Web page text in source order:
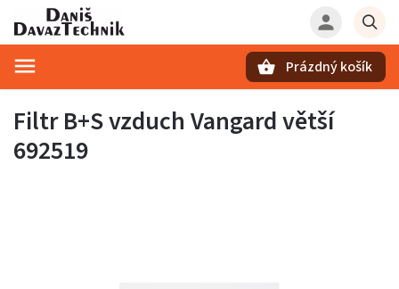
Prázdný košík
Filtr B+S vzduch Vangard větší
692519